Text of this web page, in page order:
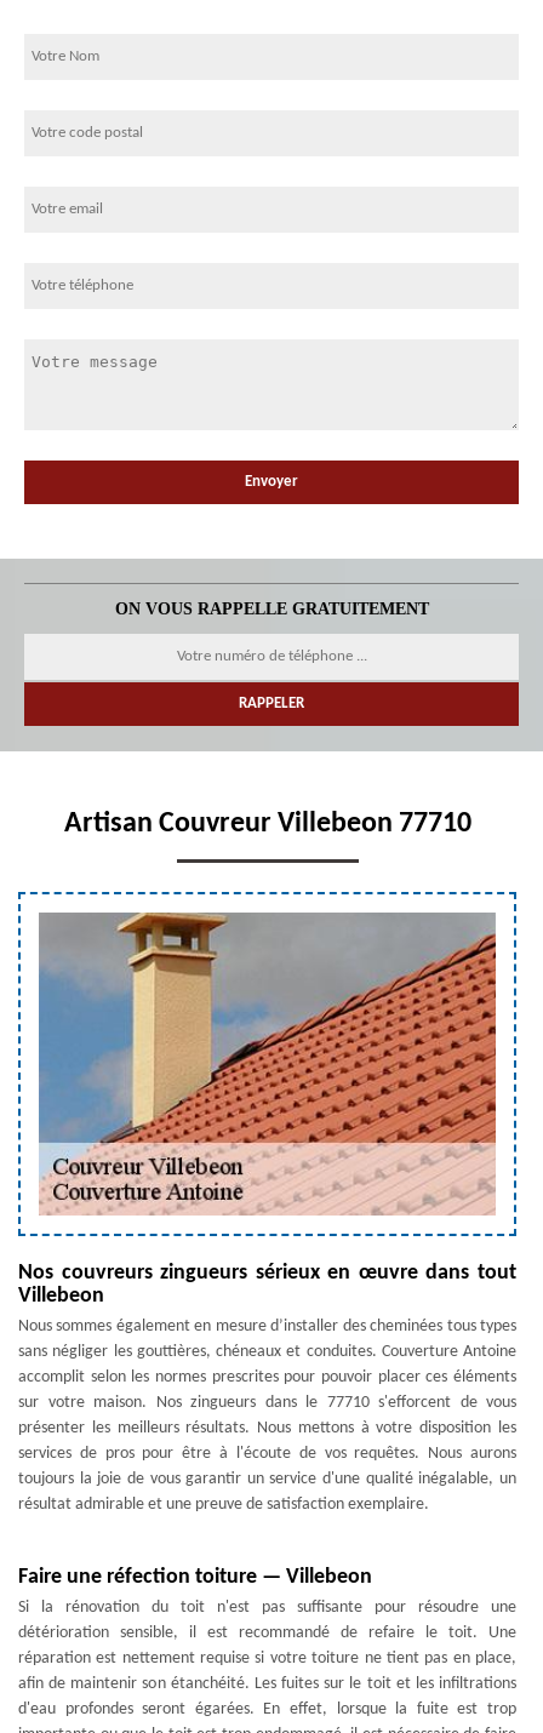
ON VOUS RAPPELLE GRATUITEMENT
Artisan Couvreur Villebeon 77710
Nos couvreurs zingueurs sérieux en œuvre dans tout
Villebeon
Nous sommes également en mesure d’installer des cheminées tous types
sans négliger les gouttières, chéneaux et conduites. Couverture Antoine
accomplit selon les normes prescrites pour pouvoir placer ces éléments
sur votre maison. Nos zingueurs dans le 77710 s'efforcent de vous
présenter les meilleurs résultats. Nous mettons à votre disposition les
services de pros pour être à l'écoute de vos requêtes. Nous aurons
toujours la joie de vous garantir un service d'une qualité inégalable, un
résultat admirable et une preuve de satisfaction exemplaire.
Faire une réfection toiture — Villebeon
Si la rénovation du toit n'est pas suffisante pour résoudre une
détérioration sensible, il est recommandé de refaire le toit. Une
réparation est nettement requise si votre toiture ne tient pas en place,
afin de maintenir son étanchéité. Les fuites sur le toit et les infiltrations
d'eau profondes seront égarées. En effet, lorsque la fuite est trop